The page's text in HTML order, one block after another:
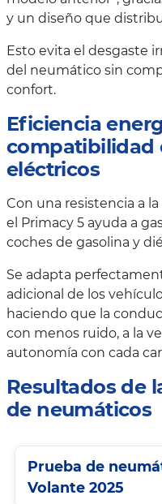
y un diseño que
Esto evita el desgaste
del neumático sin
confort.
Eficiencia
compatibilidad
eléctricos
Con una resistencia a
el Primacy 5 ayuda a
coches de gasolina y
Se adapta
adicional de los
haciendo que la
con menos ruido, a la
autonomía con cada
Resultados de
de neumáticos
Prueba de
Volante 2025